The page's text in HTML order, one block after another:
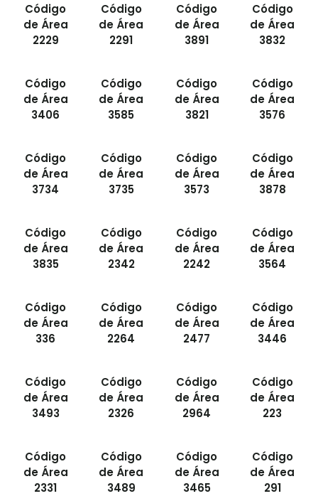
Código
de Área
2229
Código
de Área
2291
Código
de Área
3891
Código
de Área
3832
Código
de Área
3406
Código
de Área
3585
Código
de Área
3821
Código
de Área
3576
Código
de Área
3734
Código
de Área
3735
Código
de Área
3573
Código
de Área
3878
Código
de Área
3835
Código
de Área
2342
Código
de Área
2242
Código
de Área
3564
Código
de Área
336
Código
de Área
2264
Código
de Área
2477
Código
de Área
3446
Código
de Área
3493
Código
de Área
2326
Código
de Área
2964
Código
de Área
223
Código
de Área
2331
Código
de Área
3489
Código
de Área
3465
Código
de Área
291